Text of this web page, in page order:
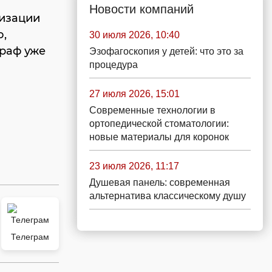
уже
Телеграм
Новости компаний
30 июля 2026, 10:40
Эзофагоскопия у детей: что это за
процедура
27 июля 2026, 15:01
Современные технологии в
ортопедической стоматологии:
новые материалы для коронок
23 июля 2026, 11:17
Душевая панель: современная
альтернатива классическому душу